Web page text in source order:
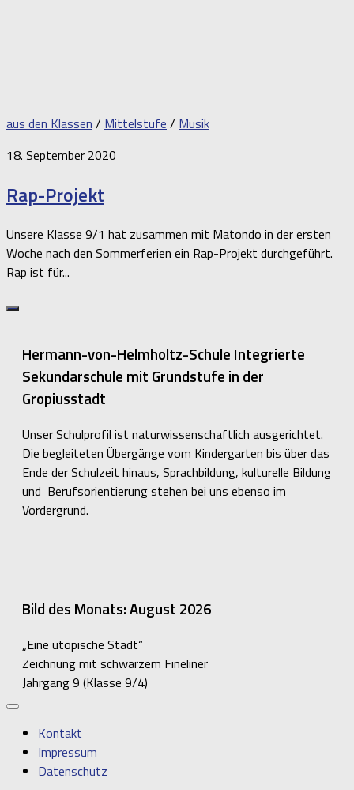
aus den Klassen / Mittelstufe / Musik
18. September 2020
Rap-Projekt
Unsere Klasse 9/1 hat zusammen mit Matondo in der ersten
Woche nach den Sommerferien ein Rap-Projekt durchgeführt.
Rap ist für...
Hermann-von-Helmholtz-Schule Integrierte
Sekundarschule mit Grundstufe in der
Gropiusstadt
Unser Schulprofil ist naturwissenschaftlich ausgerichtet.
Die begleiteten Übergänge vom Kindergarten bis über das
Ende der Schulzeit hinaus, Sprachbildung, kulturelle Bildung
und Berufsorientierung stehen bei uns ebenso im
Vordergrund.
Bild des Monats: August 2026
„Eine utopische Stadt“
Zeichnung mit schwarzem Fineliner
Jahrgang 9 (Klasse 9/4)
Kontakt
Impressum
Datenschutz